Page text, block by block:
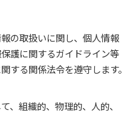
の取扱いに関し、個人情報
護に関するガイドライン等
する関係法令を遵守します。
、組織的、物理的、人的、